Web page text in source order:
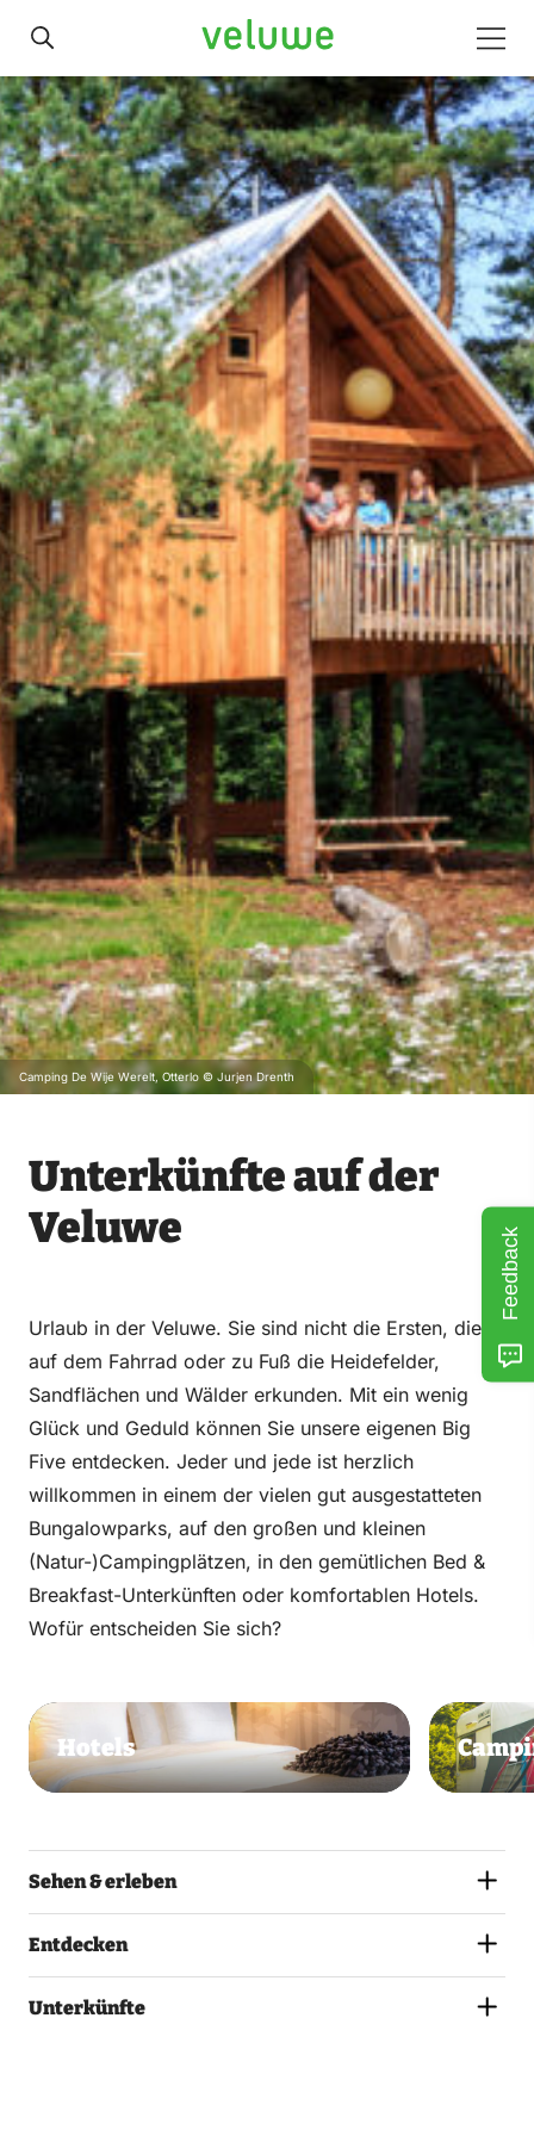
Veluwe
Camping De Wije Werelt, Otterlo © Jurjen Drenth
Unterkünfte auf der
Veluwe
Urlaub in der Veluwe. Sie sind nicht die Ersten, die
auf dem Fahrrad oder zu Fuß die Heidefelder,
Sandflächen und Wälder erkunden. Mit ein wenig
Glück und Geduld können Sie unsere eigenen Big
Five entdecken. Jeder und jede ist herzlich
willkommen in einem der vielen gut ausgestatteten
Bungalowparks, auf den großen und kleinen
(Natur-)Campingplätzen, in den gemütlichen Bed &
Breakfast-Unterkünften oder komfortablen Hotels.
Wofür entscheiden Sie sich?
Hotels
Sehen & erleben
Entdecken
Unterkünfte
Feedback